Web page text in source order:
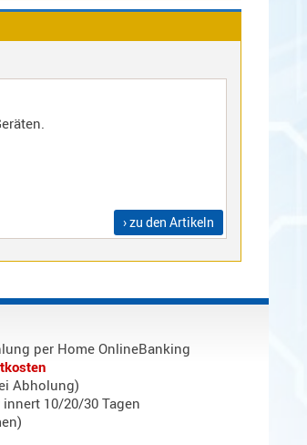
› zu den Artikeln
per Home OnlineBanking
Abholung)
10/20/30 Tagen